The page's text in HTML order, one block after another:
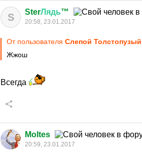
S SterЛядь™
20:58, 23.01.2017
От пользователя Слепой
Жжош
Всегда
Moltes
20:59, 23.01.2017